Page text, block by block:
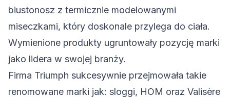
biustonosz z termicznie modelowanymi
miseczkami, który doskonale przylega do ciała.
Wymienione produkty ugruntowały pozycję marki
jako lidera w swojej branży.
Firma Triumph sukcesywnie przejmowała takie
renomowane marki jak: sloggi, HOM oraz Valisère